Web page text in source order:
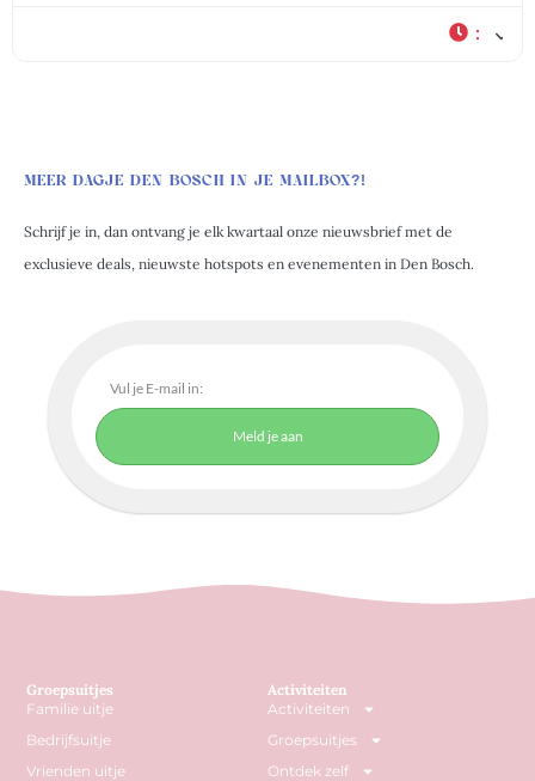
:
MEER DAGJE DEN BOSCH IN JE MAILBOX?!
Schrijf je in, dan ontvang je elk kwartaal onze nieuwsbrief met de
exclusieve deals, nieuwste hotspots en evenementen in Den Bosch.
Meld je aan
Activiteiten
Activiteiten
Groepsuitjes
Ontdek zelf
Groepsuitjes
Familie uitje
Bedrijfsuitje
Vrienden uitje